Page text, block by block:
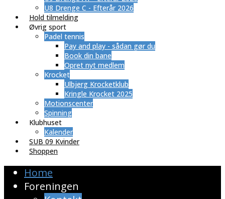
U8 Drenge C - Efterår 2026
Hold tilmelding
Øvrig sport
Padel tennis
Pay and play - sådan gør du
Book din bane
Opret nyt medlem
Krocket
Ulbjerg Krocketklub
Kringle Krocket 2025
Motionscenter
Spinning
Klubhuset
Kalender
SUB 09 Kvinder
Shoppen
Home
Foreningen